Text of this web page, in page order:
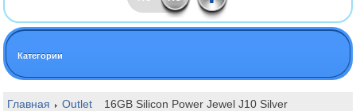
Категории
Главная Outlet 16GB Silicon Power Jewel J10 Silver